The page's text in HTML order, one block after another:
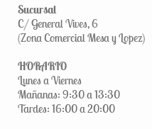
Sucursal
C/ General Vives, 6
(Zona Comercial Mesa y Lopez)
HORARIO
Lunes a Viernes
Mañanas: 9:30 a 13:30
Tardes: 16:00 a 20:00